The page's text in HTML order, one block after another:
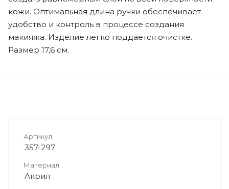
кожи. Оптимальная длина ручки обеспечивает
удобство и контроль в процессе создания
макияжа. Изделие легко поддается очистке.
Размер 17,6 см.
Артикул
357-297
Материал
Акрил